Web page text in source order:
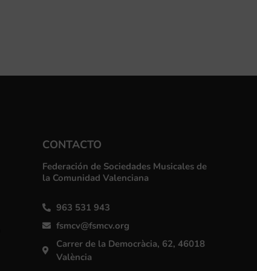
CONTACTO
Federación de Sociedades Musicales de
la Comunidad Valenciana
963 531 943
fsmcv@fsmcv.org
Carrer de la Democràcia, 62, 46018
València